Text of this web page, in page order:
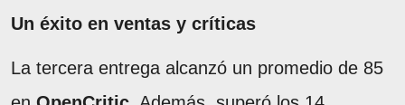
Un éxito en ventas y críticas
La tercera entrega alcanzó un promedio de 85